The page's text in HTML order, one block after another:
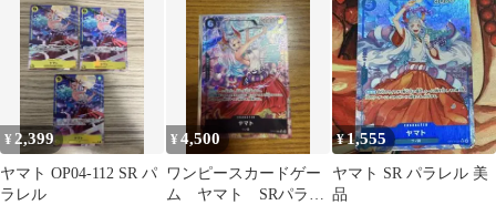
070(illust:AKIRA
EGAWA)
ITC4WIDHO658
¥ 2,399
ヤマト OP04-112 SR パ
ラレル
¥4,500
ワンピースカードゲー
ム ヤマト SRパラレ
¥1,555
ヤマト SR パラレル 美
品